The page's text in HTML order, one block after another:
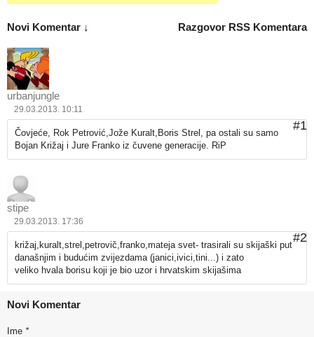
Razgovor RSS Komentara
Novi Komentar ↓
urbanjungle
29.03.2013. 10:11
#1
Čovjeće, Rok Petrović,Jože Kuralt,Boris Strel, pa ostali su samo
Bojan Križaj i Jure Franko iz čuvene generacije. RiP
stipe
29.03.2013. 17:36
#2
križaj,kuralt,strel,petrovič,franko,mateja svet- trasirali su skijaški put
današnjim i budućim zvijezdama (janici,ivici,tini...) i zato
veliko hvala borisu koji je bio uzor i hrvatskim skijašima
Novi Komentar
Ime *